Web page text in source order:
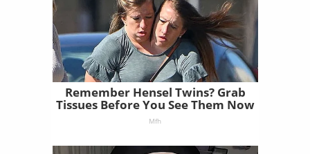
Remember Hensel Twins? Grab
Tissues Before You See Them Now
Mfh